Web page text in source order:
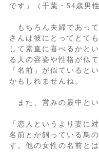
です」（千葉・54歳男性
もちろん夫婦であっ
さんは彼にとってとて
して素直に喜べるかと
る人の容姿や性格が似
「名前」が似ていると
かもしれませんね。
また、営みの最中とい
「恋人というより妻に
名前とか飼っている鳥
す。他の女性の名前と